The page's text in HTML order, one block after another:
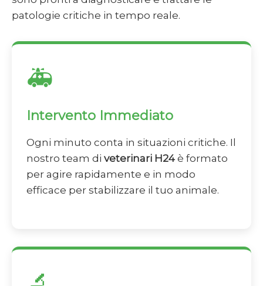
patologie critiche in tempo reale.
🚑
Intervento Immediato
Ogni minuto conta in situazioni critiche. Il
nostro team di veterinari H24 è formato
per agire rapidamente e in modo
efficace per stabilizzare il tuo animale.